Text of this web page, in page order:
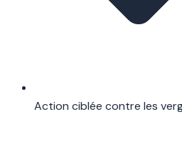
Action ciblée contre les